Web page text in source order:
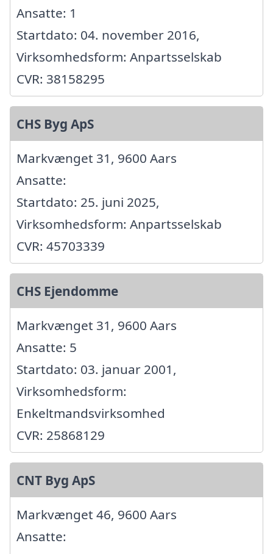
Ansatte: 1
Startdato: 04. november 2016,
Virksomhedsform: Anpartsselskab
CVR: 38158295
CHS Byg ApS
Markvænget 31, 9600 Aars
Ansatte:
Startdato: 25. juni 2025,
Virksomhedsform: Anpartsselskab
CVR: 45703339
CHS Ejendomme
Markvænget 31, 9600 Aars
Ansatte: 5
Startdato: 03. januar 2001,
Virksomhedsform:
Enkeltmandsvirksomhed
CVR: 25868129
CNT Byg ApS
Markvænget 46, 9600 Aars
Ansatte: